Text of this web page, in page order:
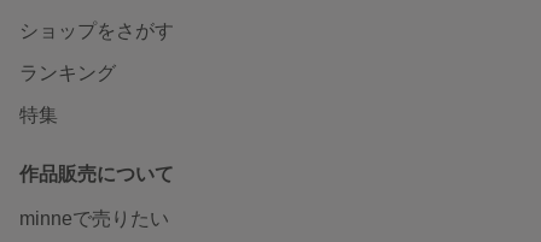
ショップをさがす
ランキング
特集
作品販売について
minneで売りたい